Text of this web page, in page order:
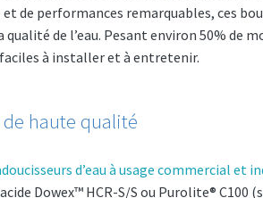
de performances remarquables, ces
de l’eau. Pesant environ 50% de
à installer et à entretenir.
haute qualité
d’eau à usage commercial et
Dowex™ HCR-S/S ou Purolite® C100